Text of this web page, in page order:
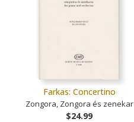
Farkas: Concertino
Zongora, Zongora és zenekar
$24.99